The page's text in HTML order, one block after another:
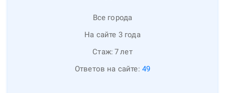
Все города
На сайте 3 года
Стаж: 7лет
Ответов на сайте: 49